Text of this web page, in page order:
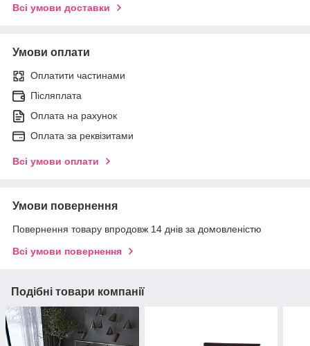
Всі умови доставки
Умови оплати
Оплатити частинами
Післяплата
Оплата на рахунок
Оплата за реквізитами
Всі умови оплати
Умови повернення
Повернення товару впродовж 14 днів за домовленістю
Всі умови повернення
Подібні товари компанії